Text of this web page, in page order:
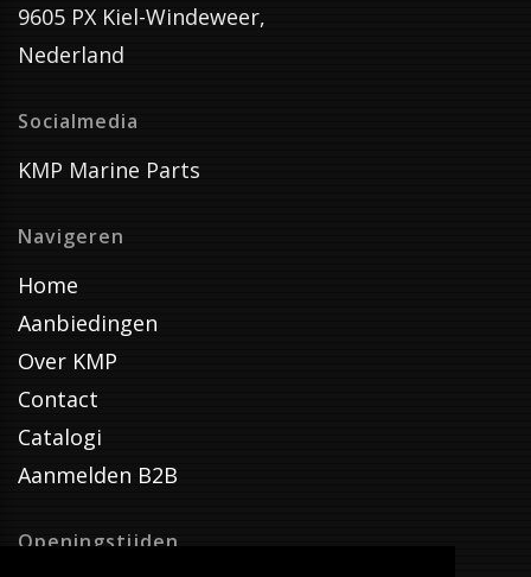
9605 PX Kiel-Windeweer,
Nederland
Socialmedia
KMP Marine Parts
Navigeren
Home
Aanbiedingen
Over KMP
Contact
Catalogi
Aanmelden B2B
Openingstijden